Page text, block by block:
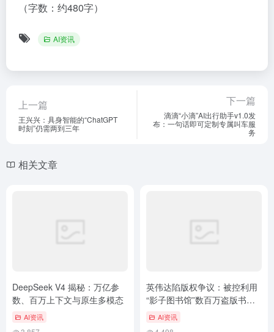
（字数：约480字）
AI资讯
上一篇
王兴兴：具身智能的“ChatGPT
时刻”仍需两到三年
下一篇
滴滴“小滴”AI出行助手v1.0发
布：一句话即可定制专属叫车服
务
相关文章
DeepSeek V4 揭秘：万亿参
数、百万上下文与原生多模态
AI资讯
英伟达陷版权争议：被控利用
“影子图书馆”数百万盗版书籍
训练AI
AI资讯